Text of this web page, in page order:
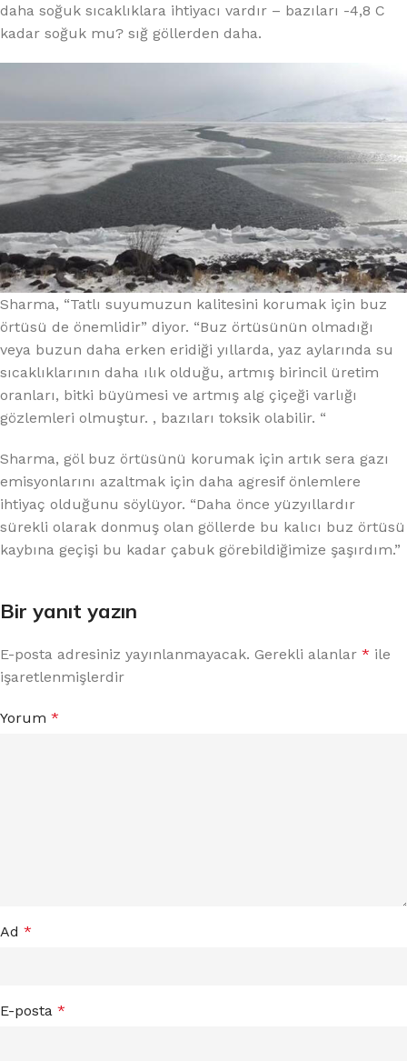
daha soğuk sıcaklıklara ihtiyacı vardır – bazıları -4,8 C
kadar soğuk mu? sığ göllerden daha.
Sharma, “Tatlı suyumuzun kalitesini korumak için buz
örtüsü de önemlidir” diyor. “Buz örtüsünün olmadığı
veya buzun daha erken eridiği yıllarda, yaz aylarında su
sıcaklıklarının daha ılık olduğu, artmış birincil üretim
oranları, bitki büyümesi ve artmış alg çiçeği varlığı
gözlemleri olmuştur. , bazıları toksik olabilir. “
Sharma, göl buz örtüsünü korumak için artık sera gazı
emisyonlarını azaltmak için daha agresif önlemlere
ihtiyaç olduğunu söylüyor. “Daha önce yüzyıllardır
sürekli olarak donmuş olan göllerde bu kalıcı buz örtüsü
kaybına geçişi bu kadar çabuk görebildiğimize şaşırdım.”
Bir yanıt yazın
E-posta adresiniz yayınlanmayacak. Gerekli alanlar * ile
işaretlenmişlerdir
Yorum *
Ad *
E-posta *